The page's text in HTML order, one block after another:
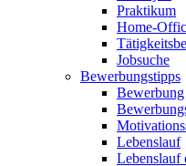
Praktikum
Home-
Jobsuche
Bewerbungstipps
Bewerbung
Lebenslauf
Lebenslauf